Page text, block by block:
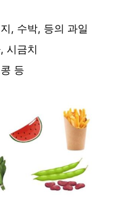
, 수박, 등의 과일
시금치
등